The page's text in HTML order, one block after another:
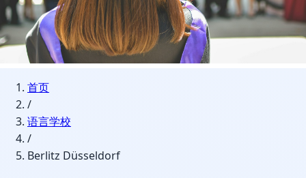
首页
/
语言学校
/
Berlitz Düsseldorf